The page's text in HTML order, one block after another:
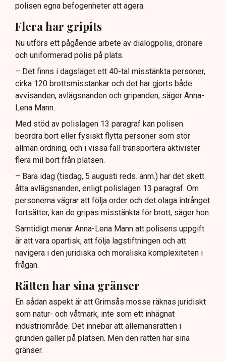
polisen egna befogenheter att agera.
Flera har gripits
Nu utförs ett pågående arbete av dialogpolis, drönare
och uniformerad polis på plats.
– Det finns i dagsläget ett 40-tal misstänkta personer,
cirka 120 brottsmisstankar och det har gjorts både
avvisanden, avlägsnanden och gripanden, säger Anna-
Lena Mann.
Med stöd av polislagen 13 paragraf kan polisen
beordra bort eller fysiskt flytta personer som stör
allmän ordning, och i vissa fall transportera aktivister
flera mil bort från platsen.
– Bara idag (tisdag, 5 augusti reds. anm.) har det skett
åtta avlägsnanden, enligt polislagen 13 paragraf. Om
personerna vägrar att följa order och det olaga intrånget
fortsätter, kan de gripas misstänkta för brott, säger hon.
Samtidigt menar Anna-Lena Mann att polisens uppgift
är att vara opartisk, att följa lagstiftningen och att
navigera i den juridiska och moraliska komplexiteten i
frågan.
Rätten har sina gränser
En sådan aspekt är att Grimsås mosse räknas juridiskt
som natur- och våtmark, inte som ett inhägnat
industriområde. Det innebär att allemansrätten i
grunden gäller på platsen. Men den rätten har sina
gränser.